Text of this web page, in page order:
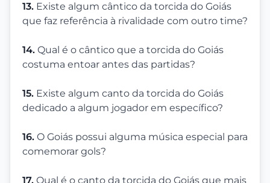
13. Existe algum cântico da torcida do Goiás
que faz referência à rivalidade com outro time?
14. Qual é o cântico que a torcida do Goiás
costuma entoar antes das partidas?
15. Existe algum canto da torcida do Goiás
dedicado a algum jogador em específico?
16. O Goiás possui alguma música especial para
comemorar gols?
17. Qual é o canto da torcida do Goiás que mais